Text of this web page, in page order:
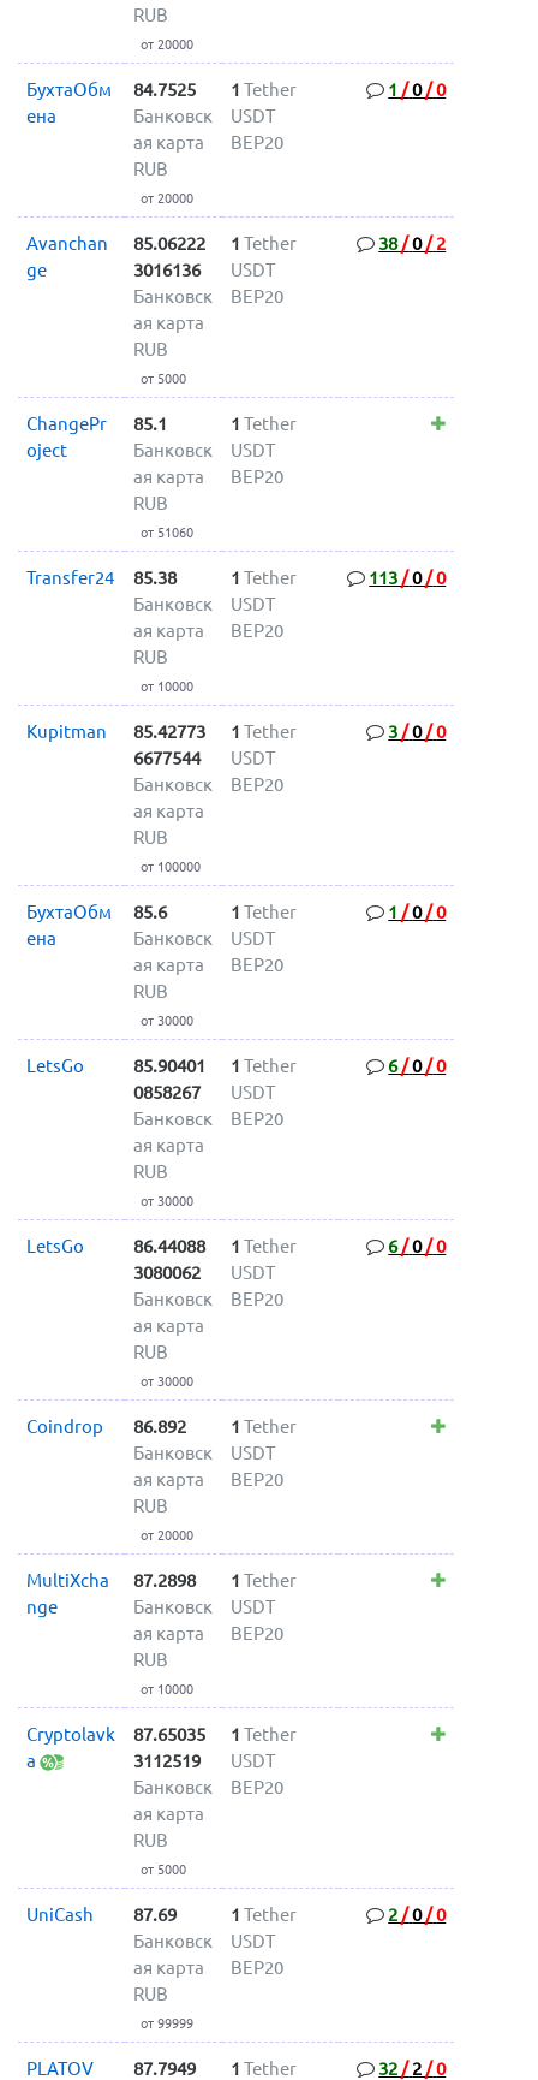
RUB
от 20000
БухтаОбм
ена
84.7525
Банковск
ая карта
RUB
от 20000
1 Tether
USDT
BEP20
1 /0/0
Avanchan
ge
85.06222
3016136
Банковск
ая карта
RUB
от 5000
1 Tether
USDT
BEP20
38/0/ 2
ChangePr
oject
85.1
Банковск
ая карта
RUB
от 51060
1 Tether
USDT
BEP20
Transfer24
85.38
Банковск
ая карта
RUB
от 10000
1 Tether
USDT
BEP20
113 /0/0
Kupitman
85.42773
6677544
Банковск
ая карта
RUB
от 100000
1 Tether
USDT
BEP20
3 /0/0
БухтаОбм
ена
85.6
Банковск
ая карта
RUB
от 30000
1 Tether
USDT
BEP20
1 /0/0
LetsGo
85.90401
0858267
Банковск
ая карта
RUB
от 30000
1 Tether
USDT
BEP20
6/0/0
LetsGo
86.44088
3080062
Банковск
ая карта
RUB
от 30000
1 Tether
USDT
BEP20
6/0/0
Coindrop
86.892
Банковск
ая карта
RUB
от 20000
1 Tether
USDT
BEP20
MultiXcha
nge
87.2898
Банковск
ая карта
RUB
от 10000
1 Tether
USDT
BEP20
Cryptolavk
a
87.65035
3112519
Банковск
ая карта
RUB
от 5000
1 Tether
USDT
BEP20
UniCash
87.69
Банковск
ая карта
RUB
от 99999
1 Tether
USDT
BEP20
2 /0/0
PLATOV
87.7949
1 Tether
32 / 2 /0